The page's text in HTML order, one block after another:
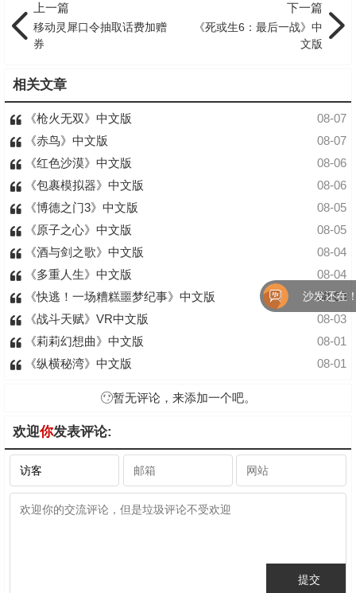
上一篇
移动灵犀口令抽取话费加赠
券
下一篇
《死或生6：最后一战》中
文版
相关文章
08-07
《枪火无双》中文版
08-07
《赤鸟》中文版
08-06
《红色沙漠》中文版
08-06
《包裹模拟器》中文版
08-05
《博德之门3》中文版
08-05
《原子之心》中文版
08-04
《酒与剑之歌》中文版
08-04
《多重人生》中文版
08-03
《快逃！一场糟糕噩梦纪事》中文版
08-03
《战斗天赋》VR中文版
08-01
《莉莉幻想曲》中文版
08-01
《纵横秘湾》中文版
暂无评论，来添加一个吧。
欢迎你发表评论:
沙发还在！快